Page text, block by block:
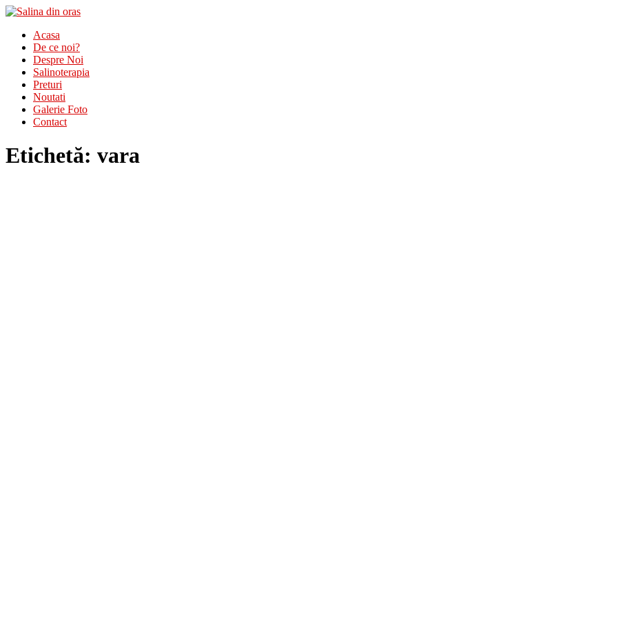
Acasa
De ce noi?
Despre Noi
Salinoterapia
Preturi
Noutati
Galerie Foto
Contact
Etichetă: vara